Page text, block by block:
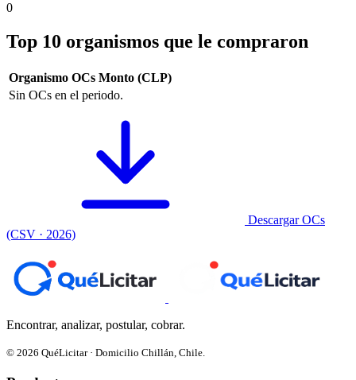
0
Top 10 organismos que le compraron
Organismo OCs Monto (CLP)
Sin OCs en el periodo.
Descargar OCs
(CSV · 2026)
Encontrar, analizar, postular, cobrar.
© 2026 QuéLicitar · Domicilio Chillán, Chile.